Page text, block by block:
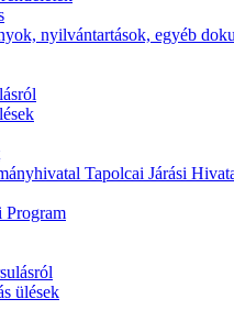
nyilvántartások, egyéb
Tapolcai Járási
Program
ülések